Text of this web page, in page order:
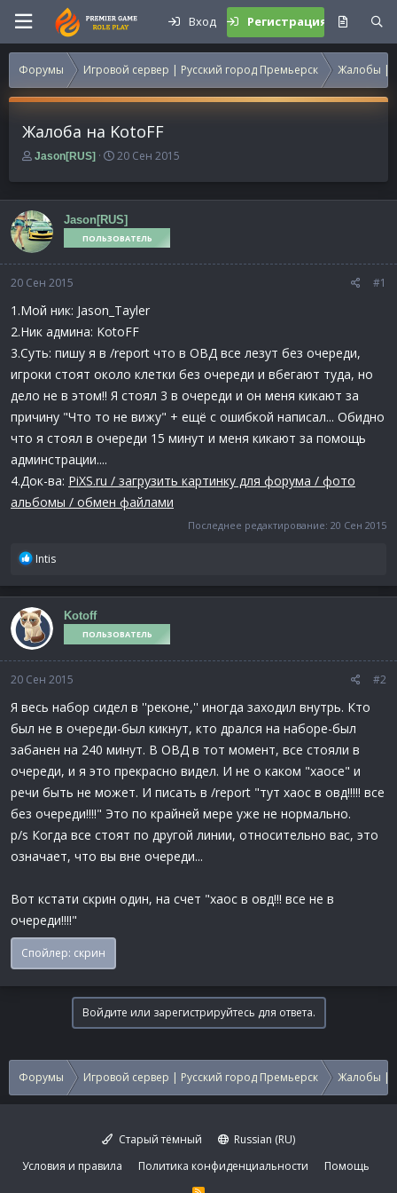
Вход Регистрация
Форумы Игровой сервер | Русский город Премьерск Жалобы |
Жалоба на KotoFF
А
т
о
р
т
е
м
ы
Jason[RUS]
Д
т
а
н
а
ч
а
20 Сен 2015
Jason[RUS]
ПОЛЬЗОВАТЕЛЬ
20 Сен 2015 #1
1.Мой ник: Jason_Tayler
2.Ник админа: KotoFF
3.Суть: пишу я в /report что в ОВД все лезут без очереди,
игроки стоят около клетки без очереди и вбегают туда, но
дело не в этом!! Я стоял 3 в очереди и он меня кикают за
причину "Что то не вижу" + ещё с ошибкой написал... Обидно
что я стоял в очереди 15 минут и меня кикают за помощь
админстрации....
4.Док-ва: PiXS.ru / загрузить картинку для форума / фото
альбомы / обмен файлами
Последнее редактирование: 20 Сен 2015
Р
а
к
ц
и
и
Intis
Kotoff
ПОЛЬЗОВАТЕЛЬ
20 Сен 2015 #2
Я весь набор сидел в ''реконе,'' иногда заходил внутрь. Кто
был не в очереди-был кикнут, кто дрался на наборе-был
забанен на 240 минут. В ОВД в тот момент, все стояли в
очереди, и я это прекрасно видел. И не о каком "хаосе" и
речи быть не может. И писать в /report "тут хаос в овд!!!!! все
без очереди!!!!" Это по крайней мере уже не нормально.
p/s Когда все стоят по другой линии, относительно вас, это
означает, что вы вне очереди...
Вот кстати скрин один, на счет "хаос в овд!!! все не в
очереди!!!!"
Спойлер: скрин
Войдите или зарегистрируйтесь для ответа.
Форумы Игровой сервер | Русский город Премьерск Жалобы |
Старый тёмный
Russian (RU)
Условия и правила
Политика конфиденциальности Помощь